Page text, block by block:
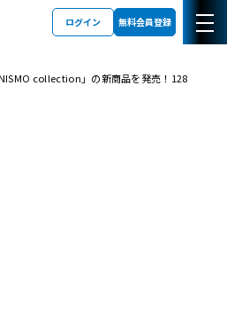
ログイン 無料会員登録
collection」の新商品を発売！128